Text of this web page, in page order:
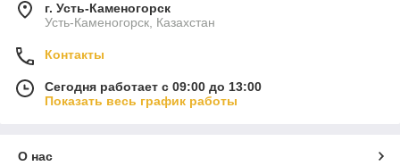
г. Усть-Каменогорск
Усть-Каменогорск, Казахстан
Контакты
Сегодня работает с 09:00 до 13:00
Показать весь график работы
О нас